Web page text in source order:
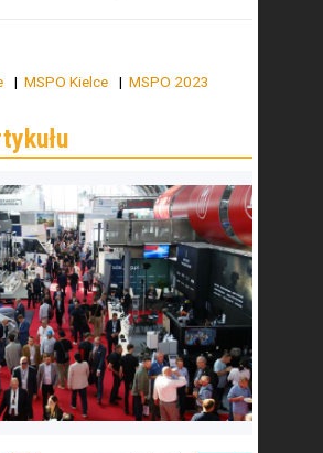
MSPO Kielce MSPO 2023